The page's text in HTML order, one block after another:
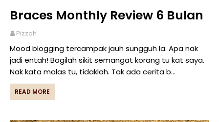
Braces Monthly Review 6 Bulan
Pizzah
Mood blogging tercampak jauh sungguh la. Apa nak
jadi entah! Bagilah sikit semangat korang tu kat saya.
Nak kata malas tu, tidaklah. Tak ada cerita b…
READ MORE